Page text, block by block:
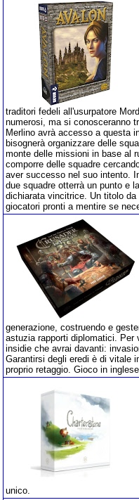
traditori fedeli all'usurpatore
numerosi, ma si conosceranno
Merlino avrà accesso a questa
bisognerà organizzare delle
monte delle missioni in base al
comporre delle squadre
aver successo nel suo intento.
due squadre otterrà un punto e
dichiarata vincitrice. Un titolo
giocatori pronti a mentire se
generazione, costruendo e
astuzia rapporti diplomatici. Per
insidie che avrai davanti:
Garantirsi degli eredi è di vitale
proprio retaggio. Gioco in
unico.